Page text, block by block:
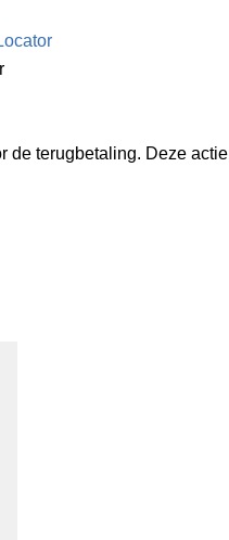
de terugbetaling. Deze actie